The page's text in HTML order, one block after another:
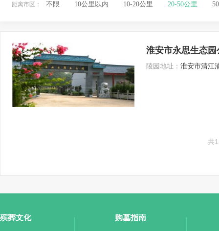
距离市区： 不限 10公里以内 10-20公里 20-50公里
淮安市永思生态园
陵园地址： 淮安市清江
共
殡葬文化 购墓指南